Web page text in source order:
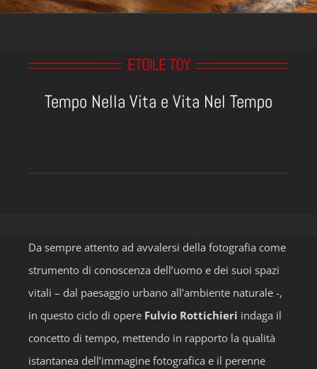
ETOILE TOY
Tempo Nella Vita e Vita Nel Tempo
Da sempre attento ad avvalersi della fotografia come
strumento di conoscenza dell’uomo e dei suoi spazi
vitali – dal paesaggio urbano all’ambiente naturale -,
in questo ciclo di opere Fulvio Rottichieri indaga il
concetto di tempo, mettendo in rapporto la qualità
istantanea dell’immagine fotografica e il perenne